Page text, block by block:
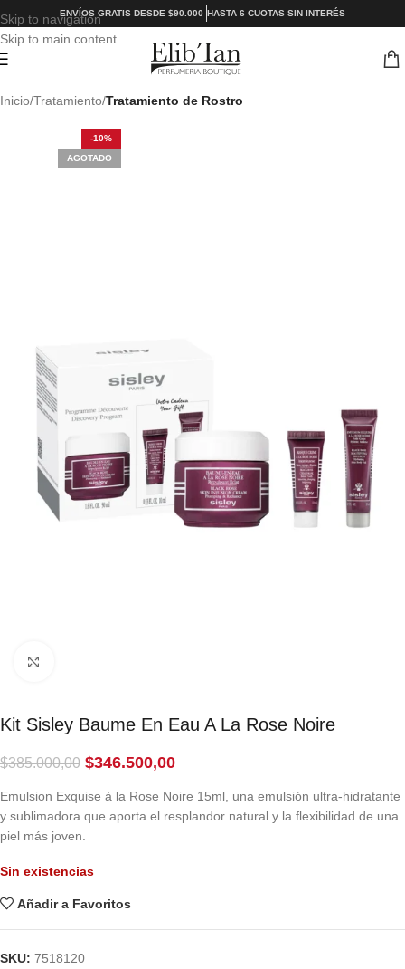
Skip to navigation
Skip to main content
ENVÍOS GRATIS DESDE $90.000 HASTA 6 CUOTAS SIN INTERÉS
Inicio Tratamiento Tratamiento de Rostro
-10%
AGOTADO
Kit Sisley Baume En Eau A La Rose Noire
$385.000,00 $346.500,00
Emulsion Exquise à la Rose Noire 15ml, una emulsión ultra-hidratante
y sublimadora que aporta el resplandor natural y la flexibilidad de una
piel más joven.
Sin existencias
Añadir a Favoritos
SKU: 7518120